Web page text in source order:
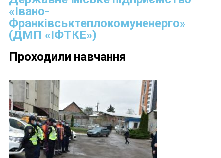
«Івано-
Франківськтеплокомуненерго»
(ДМП «ІФТКЕ»)
Проходили навчання